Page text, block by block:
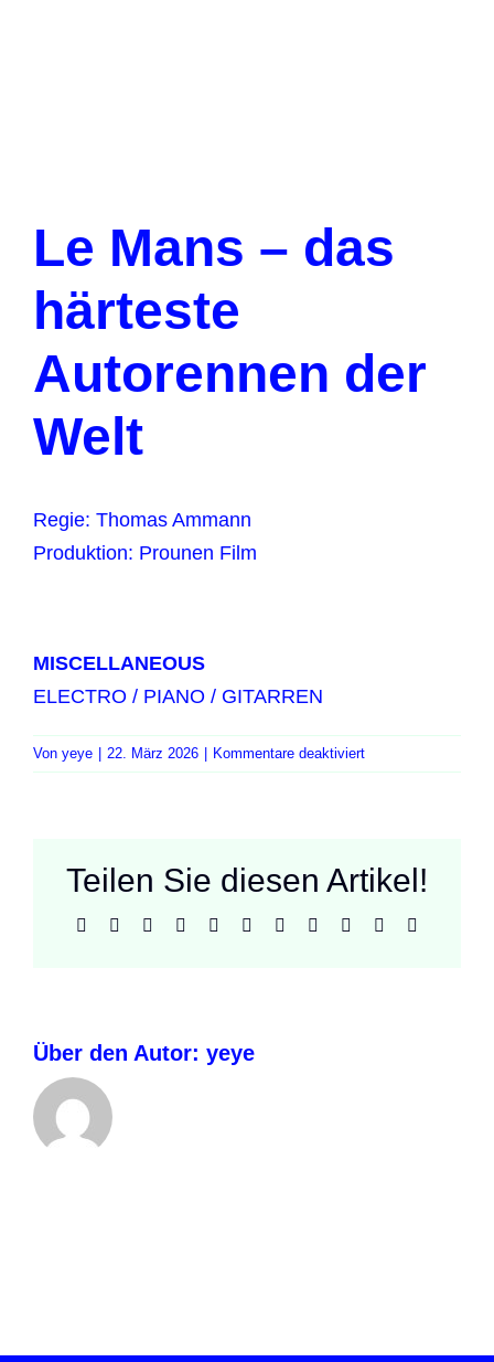
Le Mans – das
härteste
Autorennen der
Welt
Regie: Thomas Ammann
Produktion: Prounen Film
MISCELLANEOUS
ELECTRO / PIANO / GITARREN
Von yeye 22. März 2026 Kommentare deaktiviertfür
Le
härteste
der
Teilen Sie diesen Artikel!
Facebook Reddit LinkedInWhatsAppTelegram
TumblrPinterest Xing
Über den Autor: yeye